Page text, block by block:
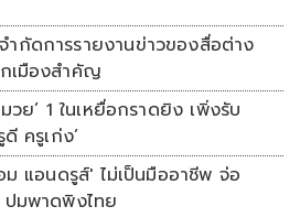
ำกัดการรายงานข่าวของสื่อต่าง
กเมืองสำคัญ
มวย’ 1 ในเหยื่อกราดยิง เพิ่งรับ
ครูเก่ง’
แอนดรูส์' ไม่เป็นมืออาชีพ จ่อ
ปมพาดพิงไทย